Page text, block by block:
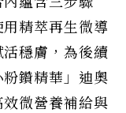
用精萃再生微導
穩膚，為後續
鑽精華」迪奧
微營養補給與